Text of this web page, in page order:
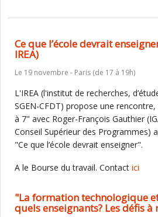
Ce que l’école devrait
IREA)
Le 19 novembre - Paris (de 17 à 19h)
L'IREA (l'institut de recherches,
SGEN-CFDT) propose une
à 7" avec Roger-François Gauthier
Conseil Supérieur des Programmes)
"Ce que l’école devrait enseigner".
A le Bourse du travail. Contact ici
"La formation technologique
quels enseignants? Les défis à